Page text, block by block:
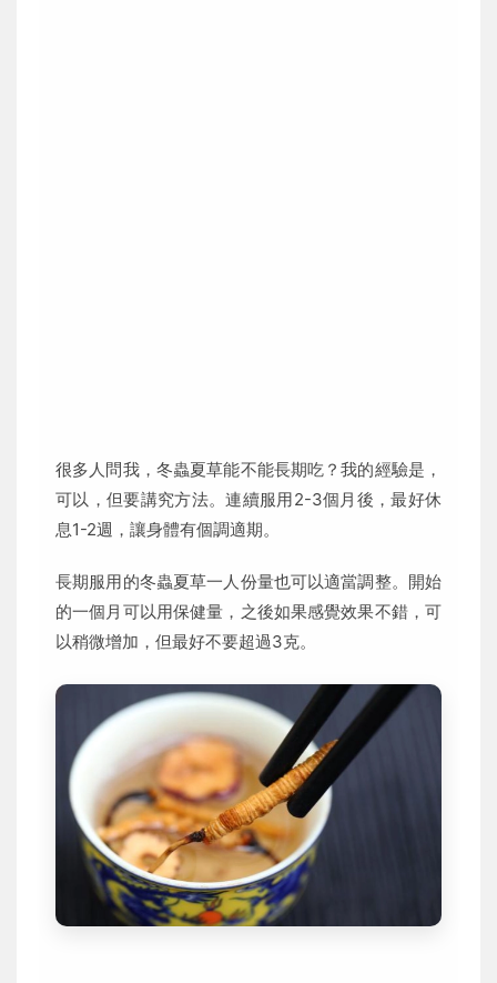
很多人問我，冬蟲夏草能不能長期吃？我的經驗是，
可以，但要講究方法。連續服用2-3個月後，最好休
息1-2週，讓身體有個調適期。
長期服用的冬蟲夏草一人份量也可以適當調整。開始
的一個月可以用保健量，之後如果感覺效果不錯，可
以稍微增加，但最好不要超過3克。